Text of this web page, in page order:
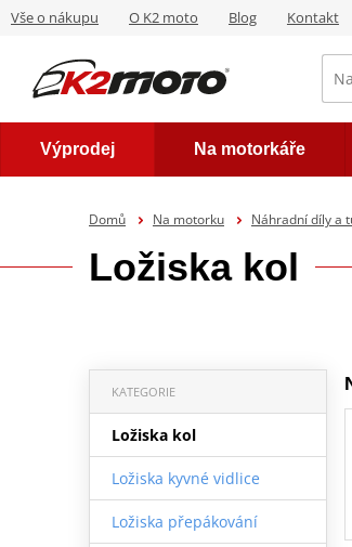
Vše o nákupu O K2 moto Blog Kontakt
Výprodej Na motorkáře
Domů Na motorku Náhradní díly a
Ložiska kol
KATEGORIE
Ložiska kol
Ložiska kyvné vidlice
Ložiska přepákování